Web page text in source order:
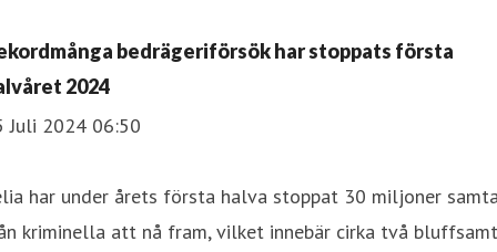
bedrägeriförsök har stoppats första
2024
Juli 2024 06:50
har under årets första halva stoppat 30 miljoner
kriminella att nå fram, vilket innebär cirka två